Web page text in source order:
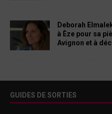
Deborah
à Èze pour sa
Avignon et à
GUIDES DE SORTIES